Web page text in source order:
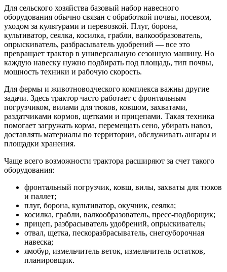
Для сельского хозяйства базовый набор навесного
оборудования обычно связан с обработкой почвы, посевом,
уходом за культурами и перевозкой. Плуг, борона,
культиватор, сеялка, косилка, грабли, валкообразователь,
опрыскиватель, разбрасыватель удобрений — все это
превращает трактор в универсальную сезонную машину. Но
каждую навеску нужно подбирать под площадь, тип почвы,
мощность техники и рабочую скорость.
Для фермы и животноводческого комплекса важны другие
задачи. Здесь трактор часто работает с фронтальным
погрузчиком, вилами для тюков, ковшом, захватами,
раздатчиками кормов, щетками и прицепами. Такая техника
помогает загружать корма, перемещать сено, убирать навоз,
доставлять материалы по территории, обслуживать ангары и
площадки хранения.
Чаще всего возможности трактора расширяют за счет такого
оборудования:
фронтальный погрузчик, ковш, вилы, захваты для тюков
и паллет;
плуг, борона, культиватор, окучник, сеялка;
косилка, грабли, валкообразователь, пресс-подборщик;
прицеп, разбрасыватель удобрений, опрыскиватель;
отвал, щетка, пескоразбрасыватель, снегоуборочная
навеска;
ямобур, измельчитель веток, измельчитель остатков,
планировщик.